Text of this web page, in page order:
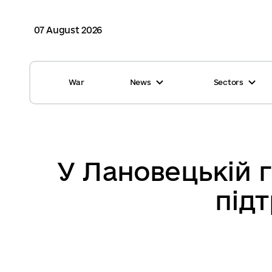
07 August 2026
War News
Calendar
Sectors
У Лановецькій